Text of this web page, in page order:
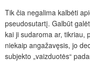
Tik čia negalima kalbėti
pseudosutartį. Galbūt
kai ji sudaroma ar, tikriau,
niekaip angažavęsis, jo
subjekto „vaizduotės“